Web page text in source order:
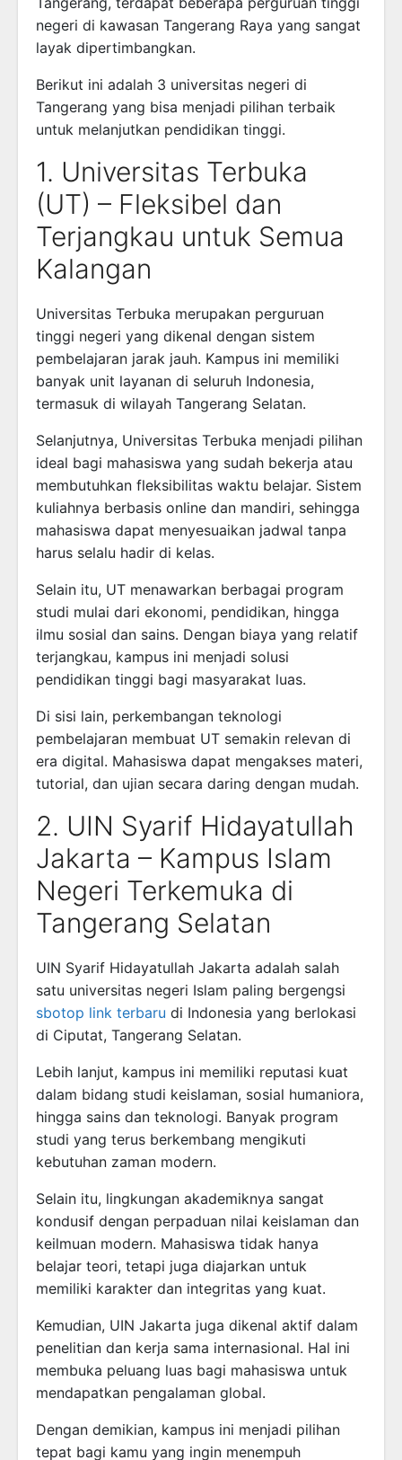
negeri di kawasan Tangerang Raya yang sangat
layak dipertimbangkan.
Berikut ini adalah 3 universitas negeri di
Tangerang yang bisa menjadi pilihan terbaik
untuk melanjutkan pendidikan tinggi.
1. Universitas Terbuka
(UT) – Fleksibel dan
Terjangkau untuk Semua
Kalangan
Universitas Terbuka merupakan perguruan
tinggi negeri yang dikenal dengan sistem
pembelajaran jarak jauh. Kampus ini memiliki
banyak unit layanan di seluruh Indonesia,
termasuk di wilayah Tangerang Selatan.
Selanjutnya, Universitas Terbuka menjadi pilihan
ideal bagi mahasiswa yang sudah bekerja atau
membutuhkan fleksibilitas waktu belajar. Sistem
kuliahnya berbasis online dan mandiri, sehingga
mahasiswa dapat menyesuaikan jadwal tanpa
harus selalu hadir di kelas.
Selain itu, UT menawarkan berbagai program
studi mulai dari ekonomi, pendidikan, hingga
ilmu sosial dan sains. Dengan biaya yang relatif
terjangkau, kampus ini menjadi solusi
pendidikan tinggi bagi masyarakat luas.
Di sisi lain, perkembangan teknologi
pembelajaran membuat UT semakin relevan di
era digital. Mahasiswa dapat mengakses materi,
tutorial, dan ujian secara daring dengan mudah.
2. UIN Syarif Hidayatullah
Jakarta – Kampus Islam
Negeri Terkemuka di
Tangerang Selatan
UIN Syarif Hidayatullah Jakarta adalah salah
satu universitas negeri Islam paling bergengsi
sbotop link terbaru di Indonesia yang berlokasi
di Ciputat, Tangerang Selatan.
Lebih lanjut, kampus ini memiliki reputasi kuat
dalam bidang studi keislaman, sosial humaniora,
hingga sains dan teknologi. Banyak program
studi yang terus berkembang mengikuti
kebutuhan zaman modern.
Selain itu, lingkungan akademiknya sangat
kondusif dengan perpaduan nilai keislaman dan
keilmuan modern. Mahasiswa tidak hanya
belajar teori, tetapi juga diajarkan untuk
memiliki karakter dan integritas yang kuat.
Kemudian, UIN Jakarta juga dikenal aktif dalam
penelitian dan kerja sama internasional. Hal ini
membuka peluang luas bagi mahasiswa untuk
mendapatkan pengalaman global.
Dengan demikian, kampus ini menjadi pilihan
tepat bagi kamu yang ingin menempuh